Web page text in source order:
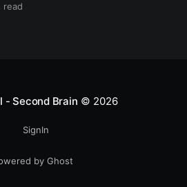
read
- Second Brain © 2026
SignIn
by Ghost